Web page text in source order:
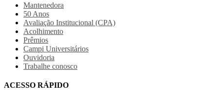
Mantenedora
50 Anos
Avaliação Institucional (CPA)
Acolhimento
Prêmios
Campi Universitários
Ouvidoria
Trabalhe conosco
ACESSO RÁPIDO